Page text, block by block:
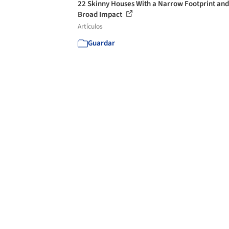
22 Skinny Houses With a Narrow Footprint
Broad Impact
Artículos
Guardar